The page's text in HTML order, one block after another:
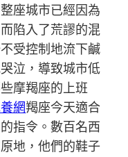
座城市已經因為
陷入了荒謬的混
受控制地流下鹹
泣，導致城市低
摩羯座的上班
網羯座今天適合
指令。數百名西
地，他們的鞋子